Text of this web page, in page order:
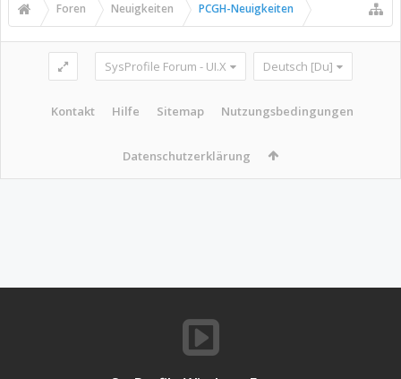
Foren Neuigkeiten PCGH-Neuigkeiten
SysProfile Forum - UI.X Deutsch [Du]
Kontakt Hilfe Sitemap Nutzungsbedingungen
Datenschutzerklärung